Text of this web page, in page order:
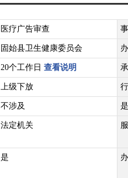
医疗广告审查
固始县卫生健康委员会
20个工作日 查看说明
上级下放
不涉及
法定机关
是